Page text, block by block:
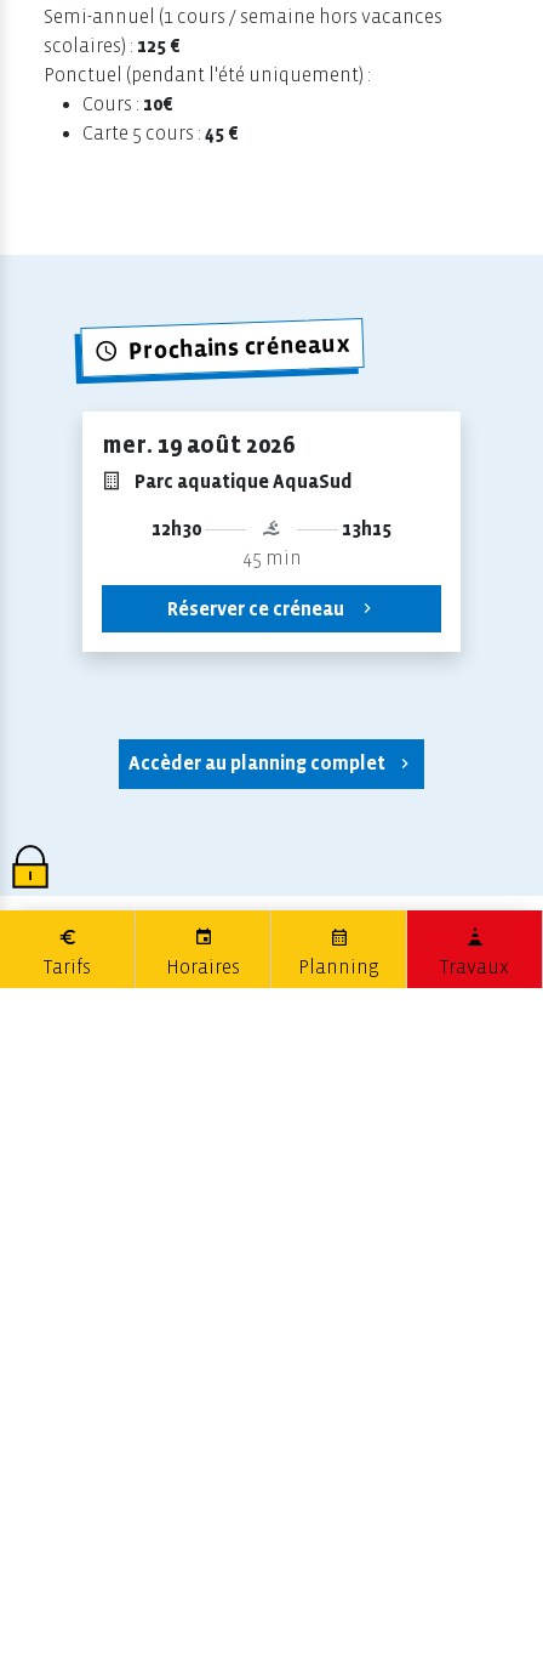
Tarifs Horaires Planning Travaux
Semi-annuel (1 cours / semaine hors vacances
scolaires) : 125 €
Ponctuel (pendant l'été uniquement) :
Cours : 10€
Carte 5 cours : 45 €
Prochains créneaux
mer. 19 août 2026
Parc aquatique AquaSud
12h30
13h15
45 min
Réserver ce créneau
Accèder au planning complet